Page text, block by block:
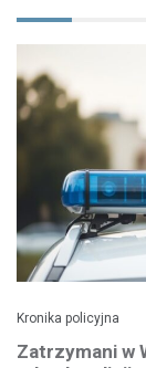
Kronika policyjna
Zatrzymani w